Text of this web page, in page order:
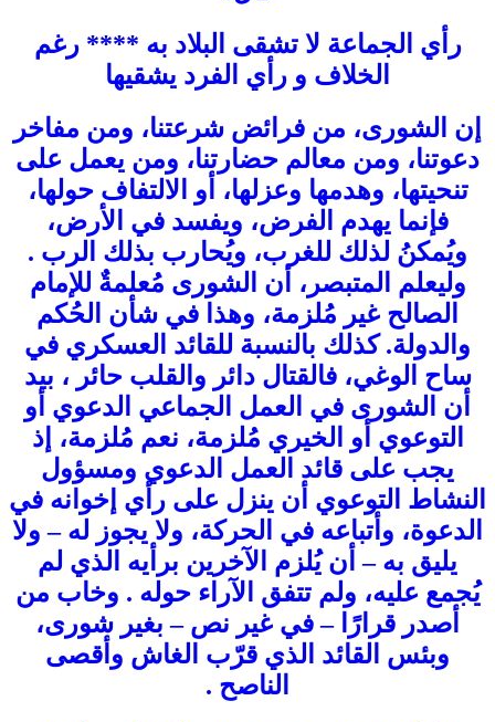
رأي الجماعة لا تشقى البلاد به **** رغم
الخلاف و رأي الفرد يشقيها
إن الشورى، من فرائض شرعتنا، ومن مفاخر
دعوتنا، ومن معالم حضارتنا، ومن يعمل على
تنحيتها، وهدمها وعزلها، أو الالتفاف حولها،
فإنما يهدم الفرض، ويفسد في الأرض،
ويُمكنُ لذلك للغرب، ويُحارب بذلك الرب .
وليعلم المتبصر، أن الشورى مُعلمةٌ للإمام
الصالح غير مُلزمة، وهذا في شأن الحُكم
والدولة. كذلك بالنسبة للقائد العسكري في
ساح الوغي، فالقتال دائر والقلب حائر ، بيد
أن الشورى في العمل الجماعي الدعوي أو
التوعوي أو الخيري مُلزمة، نعم مُلزمة، إذ
يجب على قائد العمل الدعوي ومسؤول
النشاط التوعوي أن ينزل على رأي إخوانه في
الدعوة، وأتباعه في الحركة، ولا يجوز له – ولا
يليق به – أن يُلزم الآخرين برأيه الذي لم
يُجمع عليه، ولم تتفق الآراء حوله . وخاب من
أصدر قرارًا – في غير نص – بغير شورى،
وبئس القائد الذي قرّب الغاش وأقصى
الناصح .